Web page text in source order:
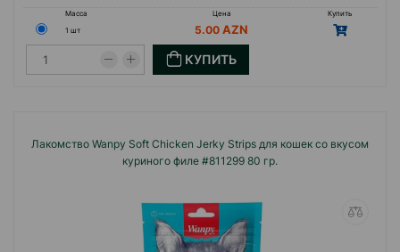
Масса Цена
Купить
1 шт
5.00
КУПИТЬ
Лакомство Wanpy Soft Chicken Jerky Strips для кошек со вкусом
куриного филе #811299 80 гр.